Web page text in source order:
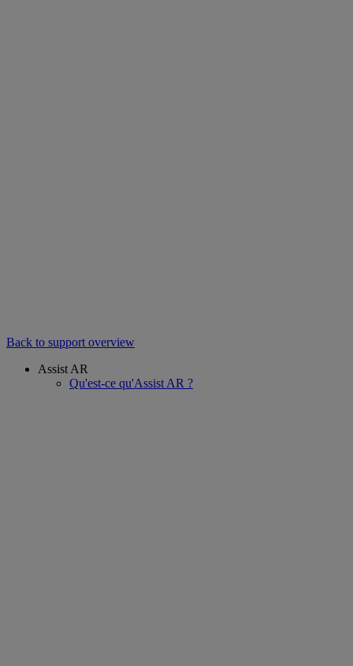
Back to support overview
Assist AR
Qu'est-ce qu'Assist AR ?